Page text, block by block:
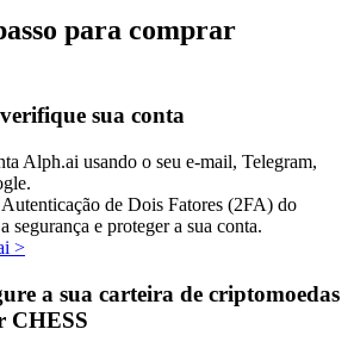
prazo e interesses flexíveis
para comprar
sua conta
Alph.ai usando o seu e-mail, Telegram,
de Dois Fatores (2FA) do
segurança e proteger a sua conta.
>
a sua carteira de criptomoedas
CHESS